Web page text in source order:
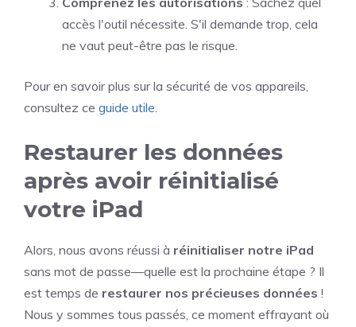
accès l'outil nécessite. S'il demande trop, cela
ne vaut peut-être pas le risque.
Pour en savoir plus sur la sécurité de vos appareils,
consultez ce guide utile.
Restaurer les données
après avoir réinitialisé
votre iPad
Alors, nous avons réussi à réinitialiser notre iPad
sans mot de passe—quelle est la prochaine étape ? Il
est temps de restaurer nos précieuses données !
Nous y sommes tous passés, ce moment effrayant où